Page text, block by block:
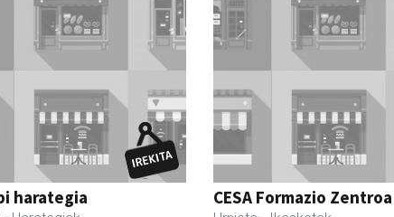
harategia CESA Formazio Zentroa